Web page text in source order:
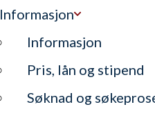
Informasjon
Informasjon
Pris, lån og stipend
Søknad og